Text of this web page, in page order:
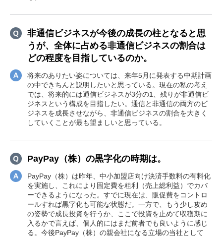
非通信ビジネスが今後の成長の柱となると思
うが、全体に占める非通信ビジネスの割合は
どの程度を目指しているのか。
将来のありたい姿については、来年5月に発表する中期計画
の中できちんと説明したいと思っている。現在の私の考え
では、将来的には通信ビジネスが3分の1、残りが非通信ビ
ジネスという構成を目指したい。通信と非通信の両方のビ
ジネスを成長させながら、非通信ビジネスの割合を大きく
していくことが最も望ましいと思っている。
PayPay（株）の黒字化の時期は。
PayPay（株）は昨年、中小加盟店向け決済手数料の有料化
を実施し、これにより固定費を粗利（売上総利益）でカバ
ーできるようになった。すでに現在は、販促費をコントロ
ールすれば黒字化も可能な状態だ。一方で、もう少し攻め
の姿勢で成長投資を行うか、ここで投資を止めて収穫期に
入るかで言えば、個人的にはまだ前者でも良いように感じ
る。今後PayPay（株）の親会社になる立場の当社として